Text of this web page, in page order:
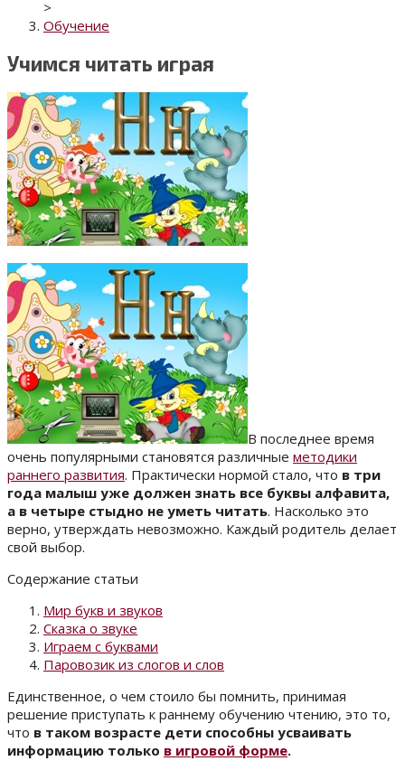
>
Обучение
Учимся читать играя
В последнее время
очень популярными становятся различные методики
раннего развития. Практически нормой стало, что в три
года малыш уже должен знать все буквы алфавита,
а в четыре стыдно не уметь читать. Насколько это
верно, утверждать невозможно. Каждый родитель делает
свой выбор.
Содержание статьи
Мир букв и звуков
Сказка о звуке
Играем с буквами
Паровозик из слогов и слов
Единственное, о чем стоило бы помнить, принимая
решение приступать к раннему обучению чтению, это то,
что в таком возрасте дети способны усваивать
информацию только в игровой форме.